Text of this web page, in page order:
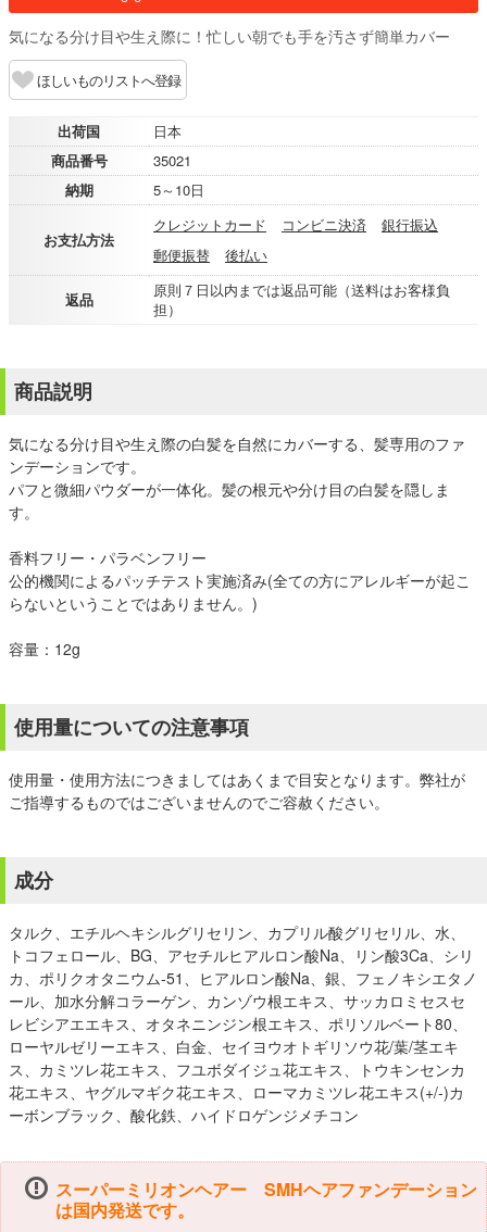
気になる分け目や生え際に！忙しい朝でも手を汚さず簡単カバー
ほしいものリストへ登録
出荷国
日本
商品番号
35021
納期
5～10日
お支払方法
クレジットカード コンビニ決済
銀行振込
郵便振替
後払い
返品
原則７日以内までは返品可能（送料はお客様負
担）
商品説明
気になる分け目や生え際の白髪を自然にカバーする、髪専用のファ
ンデーションです。
パフと微細パウダーが一体化。髪の根元や分け目の白髪を隠しま
す。
香料フリー・パラベンフリー
公的機関によるパッチテスト実施済み(全ての方にアレルギーが起こ
らないということではありません。)
容量：12g
使用量についての注意事項
使用量・使用方法につきましてはあくまで目安となります。弊社が
ご指導するものではございませんのでご容赦ください。
成分
タルク、エチルヘキシルグリセリン、カプリル酸グリセリル、水、
トコフェロール、BG、アセチルヒアルロン酸Na、リン酸3Ca、シリ
カ、ポリクオタニウム-51、ヒアルロン酸Na、銀、フェノキシエタノ
ール、加水分解コラーゲン、カンゾウ根エキス、サッカロミセスセ
レビシアエエキス、オタネニンジン根エキス、ポリソルベート80、
ローヤルゼリーエキス、白金、セイヨウオトギリソウ花/葉/茎エキ
ス、カミツレ花エキス、フユボダイジュ花エキス、トウキンセンカ
花エキス、ヤグルマギク花エキス、ローマカミツレ花エキス(+/-)カ
ーボンブラック、酸化鉄、ハイドロゲンジメチコン
スーパーミリオンヘアー SMHヘアファンデーション
は国内発送です。